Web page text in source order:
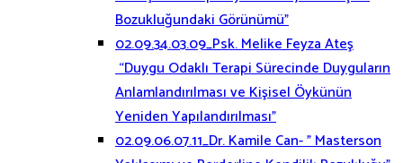
Bozukluğundaki Görünümü”
02.09.34.03.09_Psk. Melike Feyza Ateş
“Duygu Odaklı Terapi Sürecinde Duyguların
Anlamlandırılması ve Kişisel Öykünün
Yeniden Yapılandırılması”
02.09.06.07.11_Dr. Kamile Can- ” Masterson